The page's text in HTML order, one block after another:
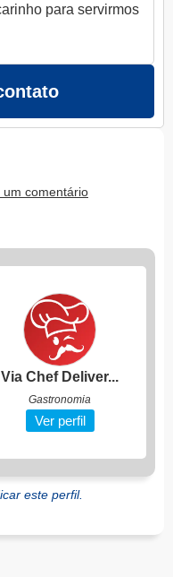
para servirmos
um comentário
Via Chef Deliver...
Gastronomia
Ver perfil
este perfil.